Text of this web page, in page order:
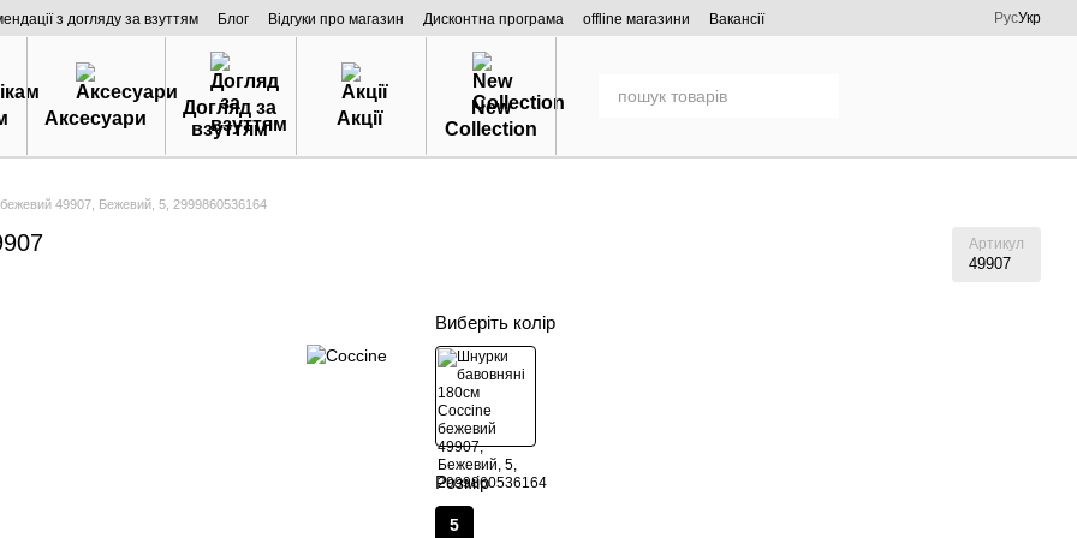
з догляду за взуттям Блог Відгуки про магазин Дисконтна програма offline магазини
Вакансії
РусУкр
Аксесуари
Догляд за
взуттям
Акції
New
Collection
49907, Бежевий, 5, 2999860536164
Артикул
49907
Виберіть колір
Розмір
5